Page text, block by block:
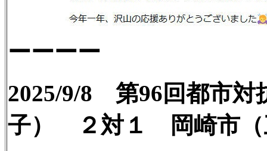
ーーーー
2025/9/8 第96回都市
子） ２対１ 岡崎市（